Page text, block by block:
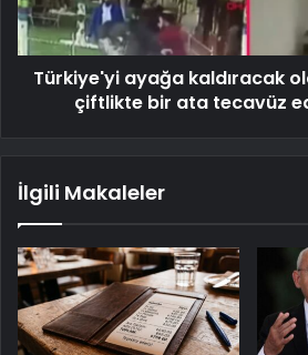
Türkiye'yi ayağa kaldıracak
çiftlikte bir ata tecavüz
İlgili Makaleler